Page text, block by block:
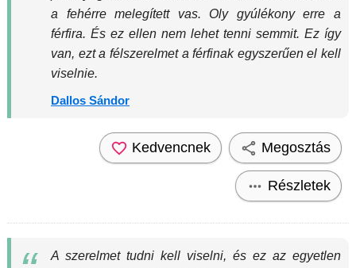
a fehérre melegített vas. Oly gyúlékony erre a
férfira. És ez ellen nem lehet tenni semmit. Ez így
van, ezt a félszerelmet a férfinak egyszerűen el kell
viselnie.
Dallos Sándor
Kedvencnek Megosztás
Részletek
A szerelmet tudni kell viselni, és ez az egyetlen